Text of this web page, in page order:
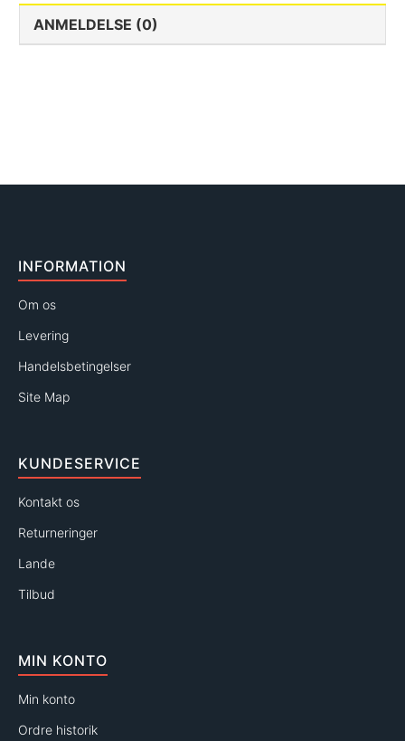
ANMELDELSE (0)
INFORMATION
Om os
Levering
Handelsbetingelser
Site Map
KUNDESERVICE
Kontakt os
Returneringer
Lande
Tilbud
MIN KONTO
Min konto
Ordre historik